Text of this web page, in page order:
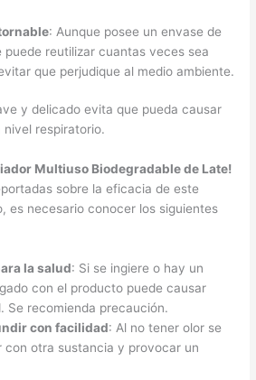
: Aunque posee un envase de
puede reutilizar cuantas veces sea
que perjudique al medio ambiente.
y delicado evita que pueda causar
respiratorio.
Multiuso Biodegradable de Late!
sobre la eficacia de este
es necesario conocer los siguientes
la salud: Si se ingiere o hay un
con el producto puede causar
Se recomienda precaución.
con facilidad: Al no tener olor se
con otra sustancia y provocar un